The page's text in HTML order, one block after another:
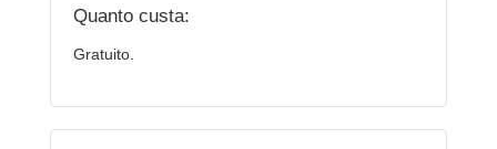
Quanto custa:
Gratuito.